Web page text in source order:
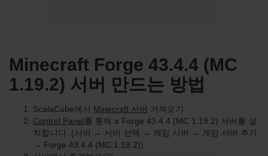
Minecraft Forge 43.4.4 (MC
1.19.2) 서버 만드는 방법
ScalaCube에서 Minecraft 서버 가져오기
Control Panel를 통해 a Forge 43.4.4 (MC 1.19.2) 서버를 설
치합니다. (서버 → 서버 선택 → 게임 서버 → 게임 서버 추가
→ Forge 43.4.4 (MC 1.19.2))